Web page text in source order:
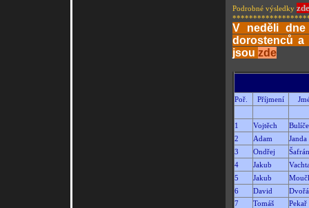
Podrobné výsledky zde
V neděli dne
dorostenců a
jsou zde
Poř. Příjmení
1 Vojtěch
2
Adam
Janda
3
Ondřej
4
Jakub
5
Jakub
6
David
7
Tomáš
Pekař